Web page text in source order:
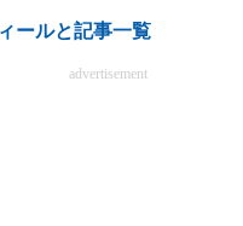
ールと記事一覧
advertisement